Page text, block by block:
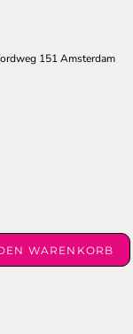
151 Amsterdam
WARENKORB